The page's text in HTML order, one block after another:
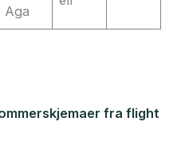
Aga
fra flight